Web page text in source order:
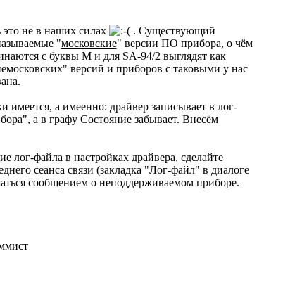
не в наших силах
. Существующий
"московские" версии ПО прибора, о чём
с буквы М и для SA-94/2 выглядят как
версий и приборов с таковыми у нас
имеется, а имеенно: драйвер записывает в лог-
а в графу Состояние забывает. Внесём
лог-файла в настройках драйвера, сделайте
сеанса связи (закладка "Лог-файл" в диалоге
сообщением о неподдерживаемом приборе.